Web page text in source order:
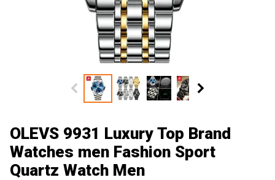
OLEVS 9931 Luxury Top Brand
Watches men Fashion Sport
Quartz Watch Men